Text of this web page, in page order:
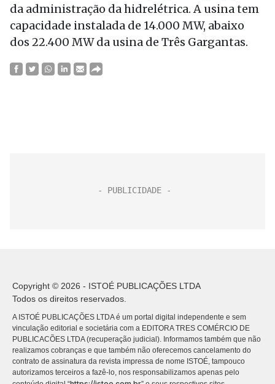
da administração da hidrelétrica. A usina tem
capacidade instalada de 14.000 MW, abaixo
dos 22.400 MW da usina de Três Gargantas.
Copyright © 2026 - ISTOÉ PUBLICAÇÕES LTDA
Todos os direitos reservados.
A ISTOÉ PUBLICAÇÕES LTDA é um portal digital independente e sem
vinculação editorial e societária com a EDITORA TRES COMÉRCIO DE
PUBLICACÕES LTDA (recuperação judicial). Informamos também que não
realizamos cobranças e que também não oferecemos cancelamento do
contrato de assinatura da revista impressa de nome ISTOÉ, tampouco
autorizamos terceiros a fazê-lo, nos responsabilizamos apenas pelo